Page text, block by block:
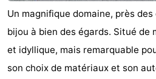
Schouwen
Nature
-
Un magnifique domaine, près
bijou à bien des égards. Situé de
et idyllique, mais remarquable
son choix de matériaux et son